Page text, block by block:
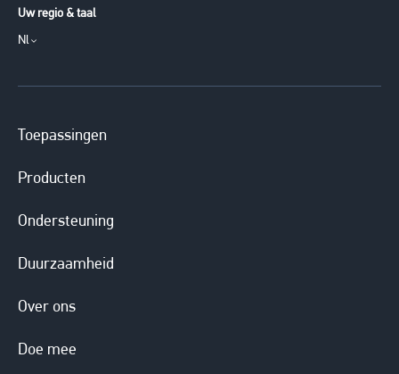
Uw regio & taal
Nl
Toepassingen
Producten
Ondersteuning
Duurzaamheid
Over ons
Doe mee